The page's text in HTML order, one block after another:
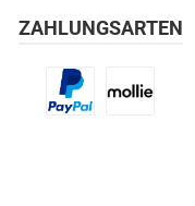
ZAHLUNGSARTEN